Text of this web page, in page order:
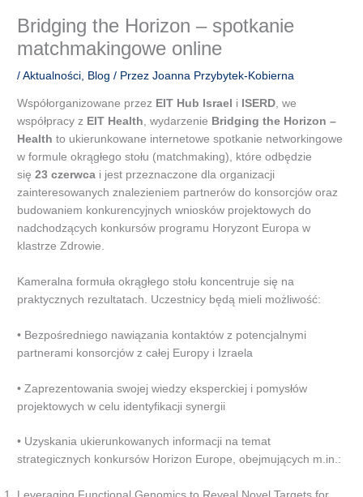
Bridging the Horizon – spotkanie
matchmakingowe online
/Aktualności, Blog / PrzezJoanna Przybytek-Kobierna
Współorganizowane przez EIT Hub Israel i ISERD , we
współpracy z EIT Health , wydarzenie Bridging the Horizon –
Health to ukierunkowane internetowe spotkanie networkingowe
w formule okrągłego stołu (matchmaking), które odbędzie
się23 czerwca i jest przeznaczone dla organizacji
zainteresowanych znalezieniem partnerów do konsorcjów oraz
budowaniem konkurencyjnych wniosków projektowych do
nadchodzących konkursów programu Horyzont Europa w
klastrze Zdrowie.
Kameralna formuła okrągłego stołu koncentruje się na
praktycznych rezultatach. Uczestnicy będą mieli możliwość:
• Bezpośredniego nawiązania kontaktów z potencjalnymi
partnerami konsorcjów z całej Europy i Izraela
• Zaprezentowania swojej wiedzy eksperckiej i pomysłów
projektowych w celu identyfikacji synergii
• Uzyskania ukierunkowanych informacji na temat
strategicznych konkursów Horizon Europe, obejmujących m.in.: